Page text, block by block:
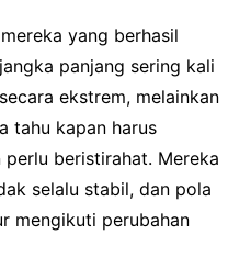
yang berhasil
panjang sering kali
ekstrem, melainkan
tahu kapan harus
beristirahat. Mereka
selalu stabil, dan pola
mengikuti perubahan